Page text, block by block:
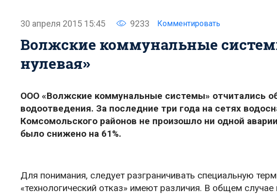
30 апреля 2015 15:45 9233 Комментировать
Волжские коммунальные
нулевая»
ООО «Волжские коммунальные системы» отчитались
водоотведения. За последние три года на сетях
Комсомольского районов не произошло ни одной
было снижено на 61%.
Для понимания, следует разграничивать специальную
«технологический отказ» имеют различия. В общем